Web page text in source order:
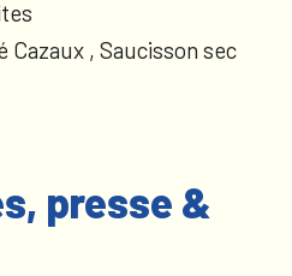
Cazaux , Saucisson sec
presse &